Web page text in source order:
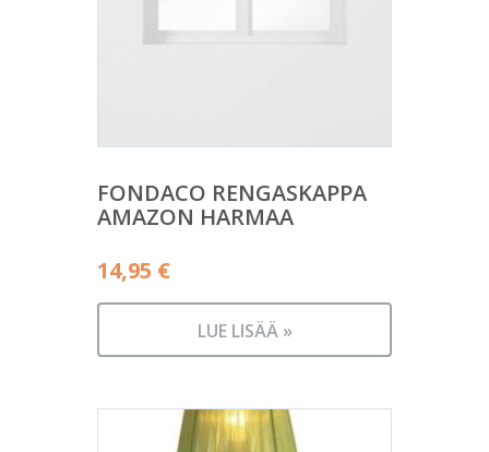
FONDACO RENGASKAPPA
AMAZON HARMAA
14,95 €
LUE LISÄÄ »